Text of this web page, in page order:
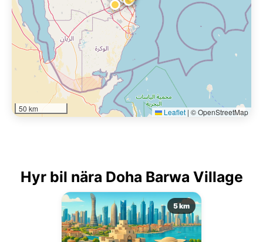
50 km Leaflet | © OpenStreetMap
Hyr bil nära Doha Barwa Village
5 km